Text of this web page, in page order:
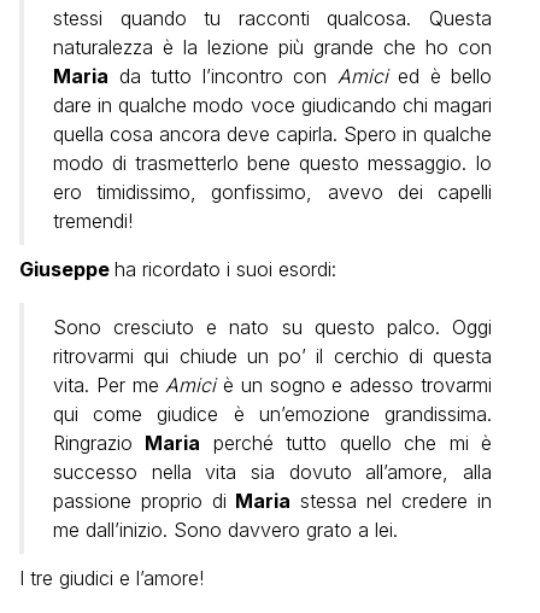
stessi quando tu racconti qualcosa. Questa
naturalezza è la lezione più grande che ho con
Maria da tutto l’incontro con Amicied è bello
dare in qualche modo voce giudicando chi magari
quella cosa ancora deve capirla. Spero in qualche
modo di trasmetterlo bene questo messaggio. Io
ero timidissimo, gonfissimo, avevo dei capelli
tremendi!
Giuseppe ha ricordato i suoi esordi:
Sono cresciuto e nato su questo palco. Oggi
ritrovarmi qui chiude un po’ il cerchio di questa
vita. Per meAmiciè un sogno e adesso trovarmi
qui come giudice è un’emozione grandissima.
Ringrazio Maria perché tutto quello che mi è
successo nella vita sia dovuto all’amore, alla
passione proprio di Maria stessa nel credere in
me dall’inizio. Sono davvero grato a lei.
I tre giudici e l’amore!